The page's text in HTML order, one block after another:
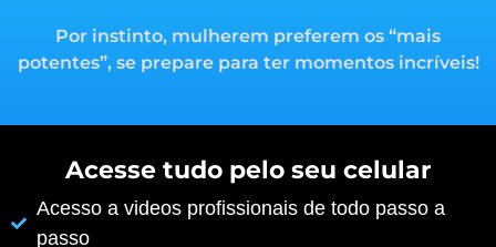
Por instinto, mulherem preferem os “mais
potentes”, se prepare para ter momentos incríveis!
Acesse tudo pelo seu celular
Acesso a videos profissionais de todo passo a
passo